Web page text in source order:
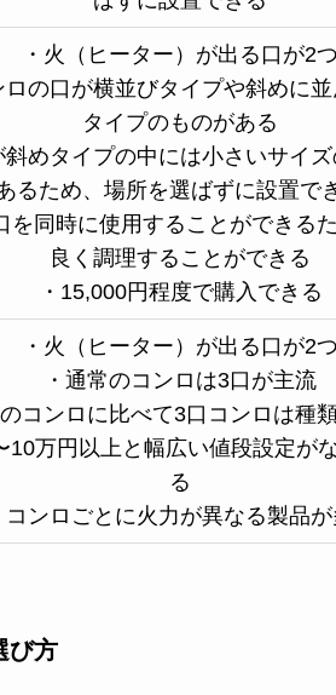
・火（ヒーター）が出る口が2
ロの口が横並びタイプや斜めに
タイプのものがある
斜めタイプの中には小さいサイ
るため、場所を選ばずに設置で
を同時に使用することができる
良く調理することができる
・15,000円程度で購入できる
・火（ヒーター）が出る口が2
・通常のコンロは3口が主流
のコンロに比べて3口コンロは種
10万円以上と幅広い値段設定が
る
コンロごとに火力が異なる製品
び方